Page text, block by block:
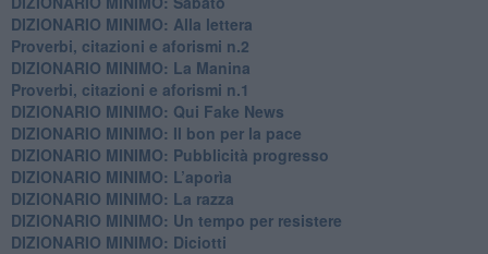
​DIZIONARIO MINIMO: Alla lettera
Proverbi, citazioni e aforismi n.2
DIZIONARIO MINIMO: La Manina
​Proverbi, citazioni e aforismi n.1
DIZIONARIO MINIMO: Qui Fake News
DIZIONARIO MINIMO: ​Il bon per la pace
DIZIONARIO MINIMO: Pubblicità progresso
DIZIONARIO MINIMO: L’aporìa
DIZIONARIO MINIMO: La razza
DIZIONARIO MINIMO: Un tempo per resistere
DIZIONARIO MINIMO: Diciotti